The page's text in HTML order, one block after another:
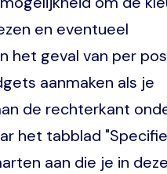
en eventueel
het geval van per
aanmaken als je
de rechterkant
het tabblad
aan die je in deze